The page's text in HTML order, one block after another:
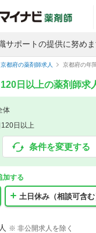
サポートの提供に努めま
京都府の薬剤師求人 京都府の年
日以上の薬剤師求
体
日以上
条件を変更する
加する
土日休み（相談可含む
※ 非公開求人を除く